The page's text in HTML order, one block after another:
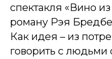
спектакля «Вино
роману Рэя
Как идея – из
говорить с